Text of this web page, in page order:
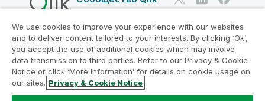
Юридические соглашения
Условия использования продуктов
Legal Policies
Юридические положения
Условия использования
Do Not Share My Info
We use cookies to improve your experience with our websites
and to deliver content tailored to your interests. By clicking ‘Ok’,
you accept the use of additional cookies which may involve
data transmission to third parties. Refer to our Privacy & Cookie
Notice or click ‘More Information’ for details on cookie usage on
our sites. Privacy & Cookie Notice